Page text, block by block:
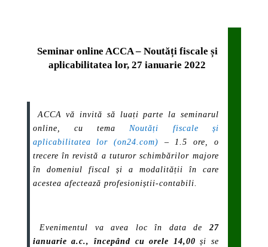
Seminar online ACCA – Noutăți fiscale și
aplicabilitatea lor, 27 ianuarie 2022
ACCA vă invită să luați parte la seminarul
online, cu tema Noutăți fiscale și
aplicabilitatea lor (on24.com) – 1.5 ore, o
trecere în revistă a tuturor schimbărilor majore
în domeniul fiscal și a modalității în care
acestea afectează profesioniștii-contabili.
Evenimentul va avea loc în data de 27
ianuarie a.c., începând cu orele 14,00 și se